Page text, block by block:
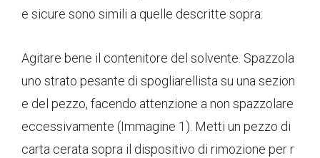
e sicure sono simili a quelle descritte sopra:
Agitare bene il contenitore del solvente. Spazzola
uno strato pesante di spogliarellista su una sezion
e del pezzo, facendo attenzione a non spazzolare
eccessivamente (Immagine 1). Metti un pezzo di
carta cerata sopra il dispositivo di rimozione per r